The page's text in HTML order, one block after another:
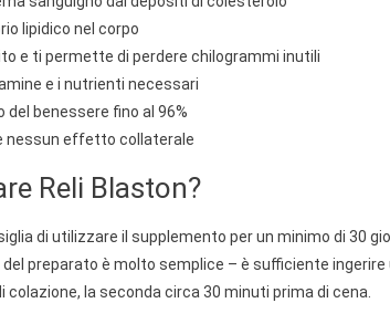
lipidico nel corpo
e ti permette di perdere chilogrammi inutili
e i nutrienti necessari
del benessere fino al 96%
nessun effetto collaterale
Reli Blaston?
di utilizzare il supplemento per un minimo di 30
del preparato è molto semplice – è sufficiente
colazione, la seconda circa 30 minuti prima di cena.